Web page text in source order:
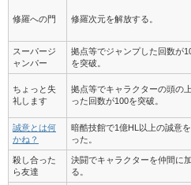
修羅への門 修羅次元を解放する。
スーパージ
ャンパー
拠点等でジャンプした回数が
を突破。
ちょっと失
礼します
拠点等でキャラクターの頭の
った回数が100を突破。
誠意とは何
かね？
暗酷技館で1億HL以上の誠意
った。
殺し合った
ら友達
決闘でキャラクターを仲間に
る。